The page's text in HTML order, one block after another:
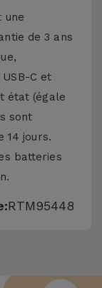
de 3 ans
C et
état (égale
sont
14 jours.
batteries
RTM95448